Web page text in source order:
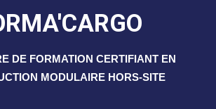
DE FORMATION CERTIFIANT EN
MODULAIRE HORS-SITE